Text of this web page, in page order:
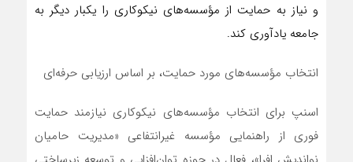
و نیاز به حمایت از مؤسسه‌های نیکوکاری را یکبار دیگر به
جامعه یادآوری کند.
انتخاب مؤسسه‌های مورد حمایت، بر اساس ارزیابی حرفه‌ای
اسنپ برای انتخاب مؤسسه‌های نیکوکاری نیازمند حمایت
فوری از راهنمایی مؤسسه‌ غیرانتفاعی «مدیریت حامیان